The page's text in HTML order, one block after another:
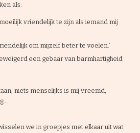
als:
vriendelijk te zijn als iemand mij
om mijzelf beter te voelen.’
een gebaar van barmhartigheid
niets menselijks is mij vreemd,
we in groepjes met elkaar uit wat